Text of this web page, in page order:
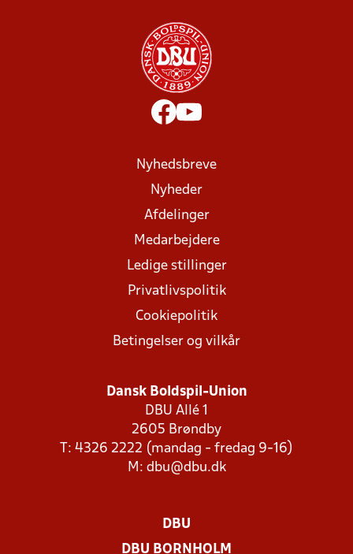
Nyhedsbreve
Nyheder
Afdelinger
Medarbejdere
Ledige stillinger
Privatlivspolitik
Cookiepolitik
Betingelser og vilkår
Dansk Boldspil-Union
DBU Allé 1
2605 Brøndby
T: 4326 2222 (mandag - fredag 9-16)
M: dbu@dbu.dk
DBU
DBU BORNHOLM